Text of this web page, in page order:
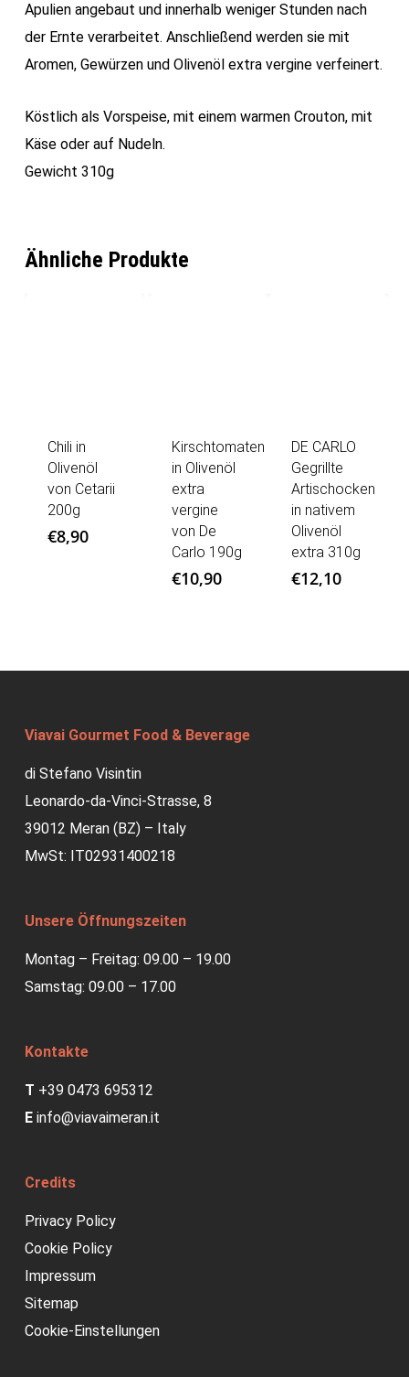
Apulien angebaut und innerhalb weniger Stunden nach
der Ernte verarbeitet. Anschließend werden sie mit
Aromen, Gewürzen und Olivenöl extra vergine verfeinert.
Köstlich als Vorspeise, mit einem warmen Crouton, mit
Käse oder auf Nudeln.
Gewicht 310g
Ähnliche Produkte
Chili in
Olivenöl
von Cetarii
200g
€8,90
Kirschtomaten
in Olivenöl
extra
vergine
von De
Carlo 190g
€10,90
DE CARLO
Gegrillte
Artischocken
in nativem
Olivenöl
extra 310g
€12,10
Viavai Gourmet Food & Beverage
di Stefano Visintin
Leonardo-da-Vinci-Strasse, 8
39012 Meran (BZ) – Italy
MwSt: IT02931400218
Unsere Öffnungszeiten
Montag – Freitag: 09.00 – 19.00
Samstag: 09.00 – 17.00
Kontakte
T +39 0473 695312
E info@viavaimeran.it
Credits
Privacy Policy
Cookie Policy
Impressum
Sitemap
Cookie-Einstellungen